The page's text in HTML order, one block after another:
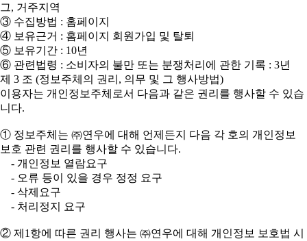
그, 거주지역
③ 수집방법 : 홈페이지
④ 보유근거 : 홈페이지 회원가입 및 탈퇴
⑤ 보유기간 : 10년
⑥ 관련법령 : 소비자의 불만 또는 분쟁처리에 관한 기록 : 3년
제 3 조 (정보주체의 권리, 의무 및 그 행사방법)
이용자는 개인정보주체로서 다음과 같은 권리를 행사할 수 있습
니다.
① 정보주체는 ㈜연우에 대해 언제든지 다음 각 호의 개인정보
보호 관련 권리를 행사할 수 있습니다.
- 개인정보 열람요구
- 오류 등이 있을 경우 정정 요구
- 삭제요구
- 처리정지 요구
② 제1항에 따른 권리 행사는 ㈜연우에 대해 개인정보 보호법 시